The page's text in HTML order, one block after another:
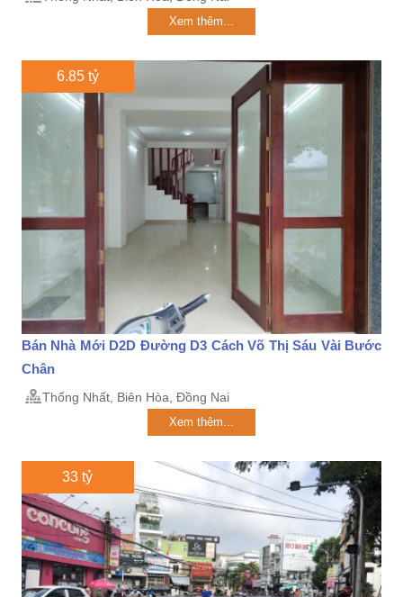
Xem thêm...
6.85 tỷ
Bán Nhà Mới D2D Đường D3 Cách Võ Thị Sáu Vài Bước
Chân
Thống Nhất, Biên Hòa, Đồng Nai
Xem thêm...
33 tỷ